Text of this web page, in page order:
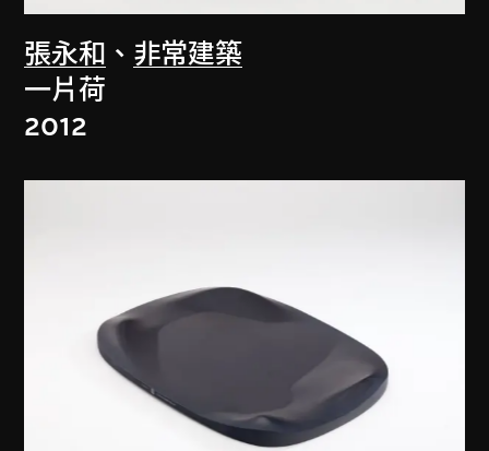
張永和 、 非常建築
一片荷
2012